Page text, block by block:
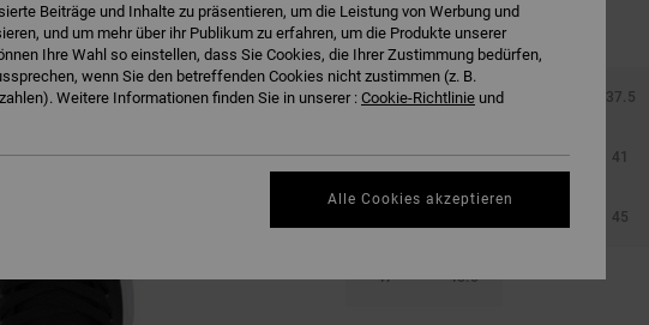
36 36.5 37.5
39 40 40.5 41
45
47 48.5
Beiträge und Inhalte zu präsentieren, um die Leistung von Werbung und
und um mehr über ihr Publikum zu erfahren, um die Produkte unserer
Ihre Wahl so einstellen, dass Sie Cookies, die Ihrer Zustimmung bedürfen,
wenn Sie den betreffenden Cookies nicht zustimmen (z. B.
Weitere Informationen finden Sie in unserer : Cookie-Richtlinie und
Alle Cookies akzeptieren